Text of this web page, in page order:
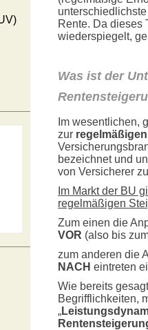
unterschiedlichste
Rente. Da dieses
wiederspiegelt,
Was ist der
Im wesentlichen,
zur regelmäßigen
bezeichnet und
von Versicherer
Im Markt der BU
regelmäßigen
Zum einen die
VOR (also bis
zum anderen die
NACH eintreten
Wie bereits
Begrifflichkeiten,
„